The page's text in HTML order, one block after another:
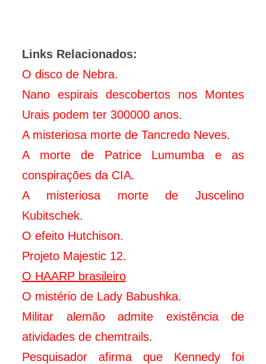
Links Relacionados:
O disco de Nebra.
Nano espirais descobertos nos Montes
Urais podem ter 300000 anos.
A misteriosa morte de Tancredo Neves.
A morte de Patrice Lumumba e as
conspirações da CIA.
A misteriosa morte de Juscelino
Kubitschek.
O efeito Hutchison.
Projeto Majestic 12.
O HAARP brasileiro
O mistério de Lady Babushka.
Militar alemão admite existência de
atividades de chemtrails.
Pesquisador afirma que Kennedy foi